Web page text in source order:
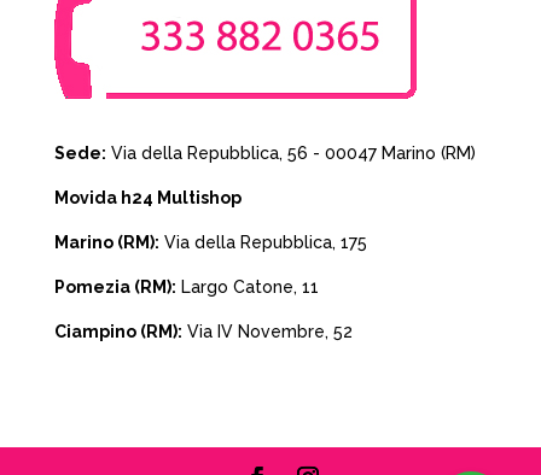
Sede: Via della Repubblica, 56 - 00047 Marino (RM)
Movida h24 Multishop
Marino (RM): Via della Repubblica, 175
Pomezia (RM): Largo Catone, 11
Ciampino (RM): Via IV Novembre, 52